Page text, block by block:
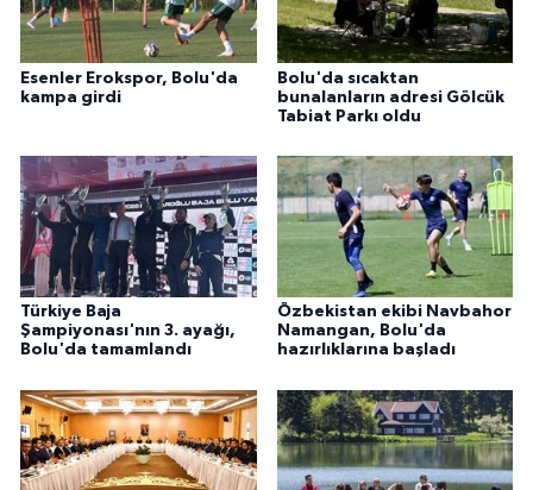
Esenler Erokspor, Bolu'da
kampa girdi
Bolu'da sıcaktan
bunalanların adresi Gölcük
Tabiat Parkı oldu
Türkiye Baja
Şampiyonası'nın 3. ayağı,
Bolu'da tamamlandı
Özbekistan ekibi Navbahor
Namangan, Bolu'da
hazırlıklarına başladı